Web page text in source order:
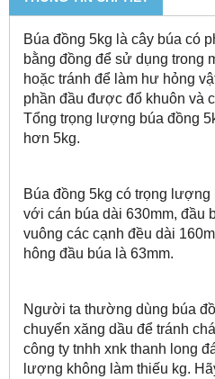
Búa đồng 5kg là cây búa có
bằng đồng để sử dụng trong
hoặc tránh để làm hư hỏng
phần đầu được đổ khuôn và
Tổng trọng lượng búa đồng
hơn 5kg.
Búa đồng 5kg có trọng
với cán búa dài 630mm, đầu
vuông các cạnh đều dài
hông đầu búa là 63mm.
Người ta thường dùng búa
chuyển xăng dầu để tránh
công ty tnhh xnk thanh long
lượng không làm thiếu kg.